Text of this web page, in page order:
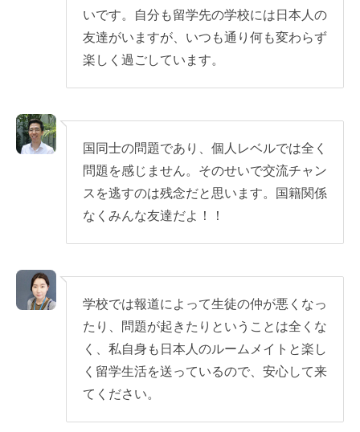
いです。自分も留学先の学校には日本人の
友達がいますが、いつも通り何も変わらず
楽しく過ごしています。
国同士の問題であり、個人レベルでは全く
問題を感じません。そのせいで交流チャン
スを逃すのは残念だと思います。国籍関係
なくみんな友達だよ！！
学校では報道によって生徒の仲が悪くなっ
たり、問題が起きたりということは全くな
く、私自身も日本人のルームメイトと楽し
く留学生活を送っているので、安心して来
てください。